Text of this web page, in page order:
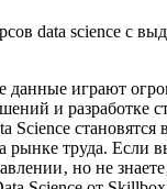
данные играют
и разработке
Science становятся
рынке труда.​ Если
но не